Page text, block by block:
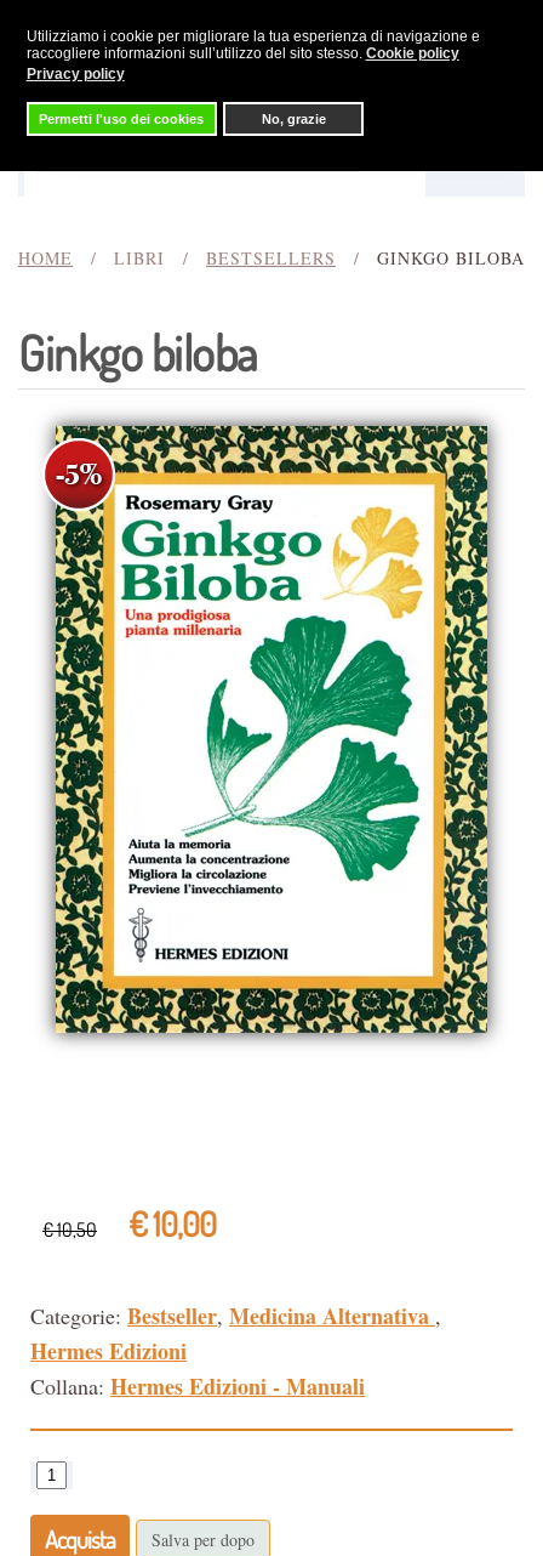
Utilizziamo i cookie per migliorare la tua esperienza di navigazione e
raccogliere informazioni sull’utilizzo del sito stesso. Cookie policy
Privacy policy
Permetti l'uso dei cookies No, grazie
Skip to main content
HOME LIBRI BESTSELLERS GINKGO BILOBA
Ginkgo biloba
€ 10,50 € 10,00
Categorie: Bestseller, Medicina Alternativa ,
Hermes Edizioni
Collana: Hermes Edizioni - Manuali
Acquista Salva per dopo